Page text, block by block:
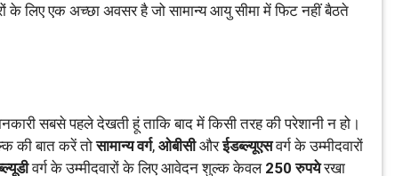
के लिए एक अच्छा अवसर है जो सामान्य आयु सीमा में फिट नहीं बैठते
सबसे पहले देखती हूं ताकि बाद में किसी तरह की परेशानी न हो।
की बात करें तोसामान्य वर्ग, ओबीसीऔरईडब्ल्यूएसवर्ग के उम्मीदवारों
वर्ग के उम्मीदवारों के लिए आवेदन शुल्क केवल 250 रुपयेरखा